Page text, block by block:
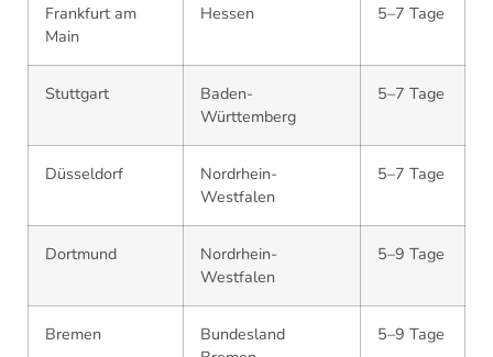
Frankfurt am
Main
Hessen 5–7 Tage
Stuttgart
Baden-
Württemberg
5–7 Tage
Düsseldorf
Nordrhein-
Westfalen
5–7 Tage
Dortmund
Nordrhein-
Westfalen
5–9 Tage
Bremen
Bundesland
5–9 Tage